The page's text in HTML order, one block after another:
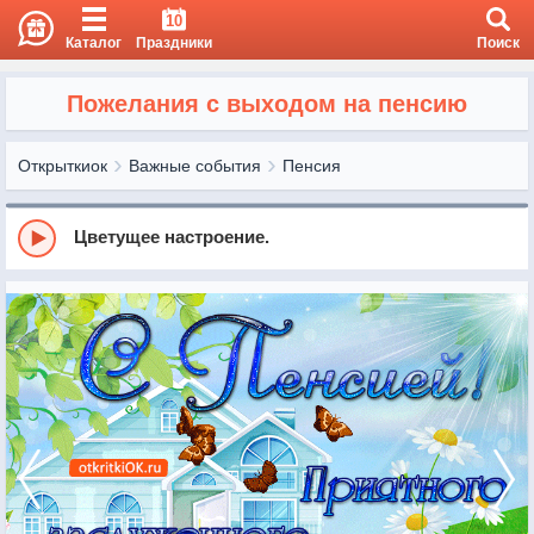
Каталог
10
Праздники Поиск
Пожелания с выходом на пенсию
Открыткиок Важные события Пенсия
Цветущее настроение.